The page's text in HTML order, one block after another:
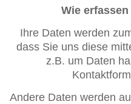
Wie
Ihre Daten werden
dass Sie uns diese
z.B. um Daten
Andere Daten werden